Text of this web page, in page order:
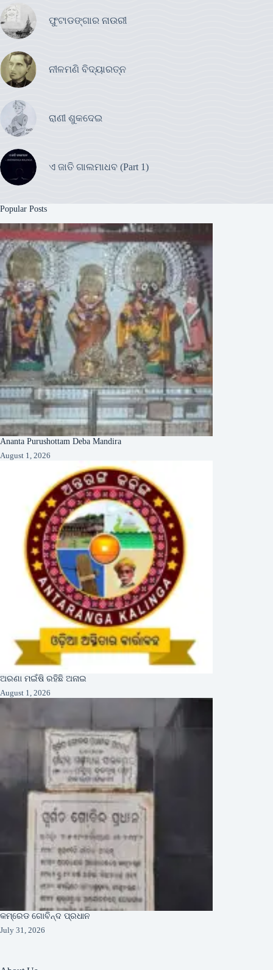
ଫୁଟାଡଙ୍ଗାର ନାଉରୀ
ନୀଳମଣି ବିଦ୍ୟାରତ୍ନ
ରାଣୀ ଶୁକଦେଇ
ଏ ଜାତି ଗାଲମାଧବ (Part 1)
Popular Posts
Ananta Purushottam Deba Mandira
August 1, 2026
ଅରଣା ମଇଁଷି ରହିଛି ଅନାଇ
August 1, 2026
କମ୍ରେଡ ଗୋବିନ୍ଦ ପ୍ରଧାନ
July 31, 2026